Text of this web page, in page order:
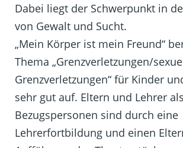
Dabei liegt der Schwerpunkt in
von Gewalt und Sucht.
„Mein Körper ist mein Freund“
Thema „Grenzverletzungen/
Grenzverletzungen“ für Kinder
sehr gut auf. Eltern und Lehrer
Bezugspersonen sind durch eine
Lehrerfortbildung und einen